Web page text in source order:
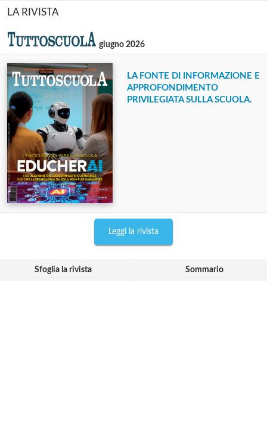
LA RIVISTA
giugno 2026
LA FONTE DI INFORMAZIONE E
APPROFONDIMENTO
PRIVILEGIATA SULLA SCUOLA.
Leggi la rivista
Sfoglia la rivista Sommario